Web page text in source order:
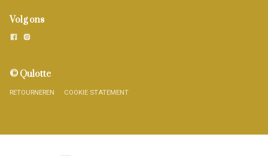
Volg ons
© Qulotte
RETOURNEREN COOKIE STATEMENT